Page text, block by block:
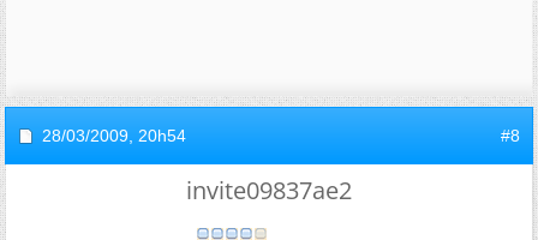
28/03/2009, 20h54 #8
invite09837ae2